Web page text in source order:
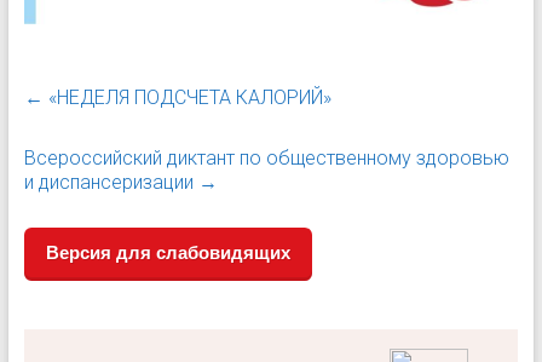
← «НЕДЕЛЯ ПОДСЧЕТА КАЛОРИЙ»
Всероссийский диктант по общественному здоровью
и диспансеризации →
Версия для слабовидящих